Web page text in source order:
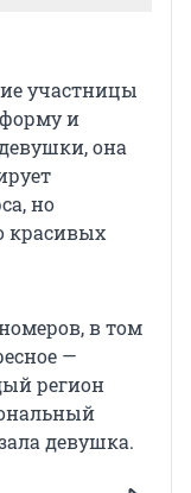
участницы
и
она
но
красивых
в том
—
регион
девушка.